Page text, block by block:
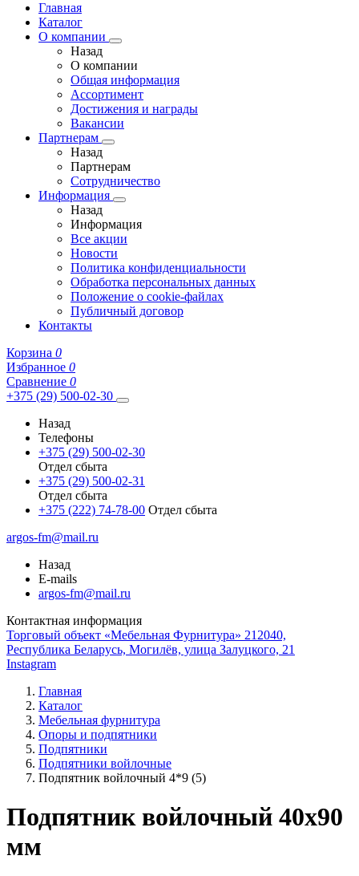
Главная
Каталог
О компании
Назад
О компании
Общая информация
Ассортимент
Достижения и награды
Вакансии
Партнерам
Назад
Партнерам
Сотрудничество
Информация
Назад
Информация
Все акции
Новости
Политика конфиденциальности
Обработка персональных данных
Положение о cookie-файлах
Публичный договор
Контакты
Корзина 0
Избранное 0
Сравнение 0
+375 (29) 500-02-30
Назад
Телефоны
+375 (29) 500-02-30
Отдел сбыта
+375 (29) 500-02-31
Отдел сбыта
+375 (222) 74-78-00 Отдел сбыта
argos-fm@mail.ru
Назад
E-mails
argos-fm@mail.ru
Контактная информация
Торговый объект «Мебельная Фурнитура» 212040,
Республика Беларусь, Могилёв, улица Залуцкого, 21
Instagram
Главная
Каталог
Мебельная фурнитура
Опоры и подпятники
Подпятники
Подпятники войлочные
Подпятник войлочный 4*9 (5)
Подпятник войлочный 40x90
мм